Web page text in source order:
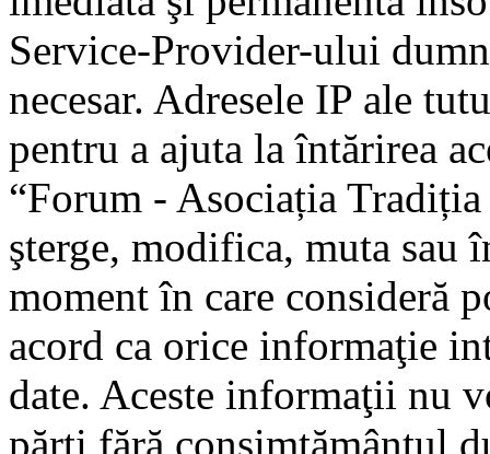
Service-Provider-ului
necesar. Adresele IP ale
pentru a ajuta la întărirea
“Forum - Asociația
şterge, modifica, muta sau
moment în care consideră
acord ca orice informaţie
date. Aceste informaţii nu
părţi fără consimţământul